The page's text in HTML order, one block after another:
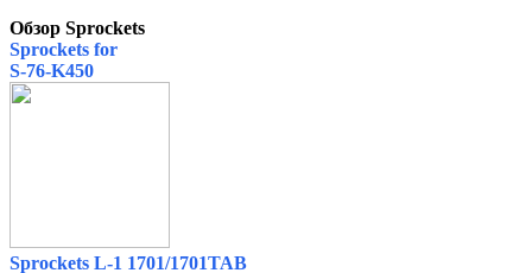
Обзор Sprockets
Sprockets for
S-76-K450
Sprockets L-1 1701/1701TAB